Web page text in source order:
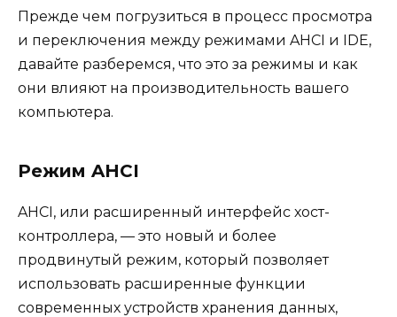
Прежде чем погрузиться в процесс просмотра
и переключения между режимами AHCI и IDE,
давайте разберемся, что это за режимы и как
они влияют на производительность вашего
компьютера.
Режим AHCI
AHCI, или расширенный интерфейс хост-
контроллера, — это новый и более
продвинутый режим, который позволяет
использовать расширенные функции
современных устройств хранения данных,